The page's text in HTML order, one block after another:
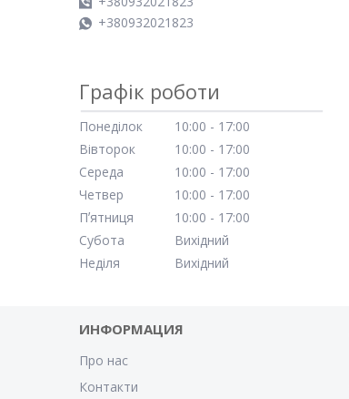
+380932021823
Графік роботи
Понеділок 10:00
17:00
Вівторок
10:00
17:00
Середа
10:00
17:00
Четвер
10:00
17:00
Пʼятниця
10:00
17:00
Субота
Вихідний
Неділя
Вихідний
ИНФОРМАЦИЯ
Про нас
Контакти